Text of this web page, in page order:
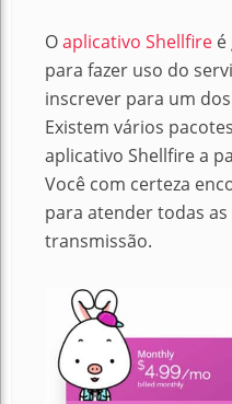
Oaplicativo Shellfire
para fazer uso do
inscrever para um
Existem vários
aplicativo Shellfire a
Você com certeza
para atender todas
transmissão.